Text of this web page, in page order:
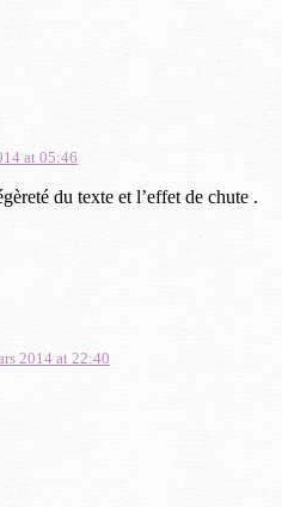
at 05:46
du texte et l’effet de chute .
2014 at 22:40